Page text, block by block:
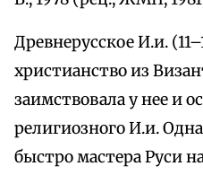
Древнерусское И.и.
христианство из
заимствовала у нее и
религиозного И.и.
быстро мастера Руси